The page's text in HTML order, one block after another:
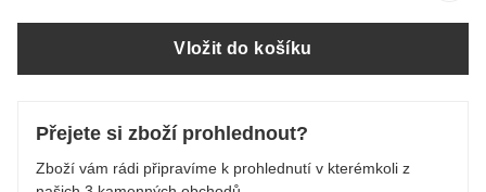
Vložit do košíku
Přejete si zboží prohlednout?
Zboží vám rádi připravíme k prohlednutí v kterémkoli z